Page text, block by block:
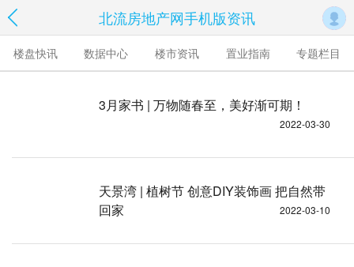
北流房地产网手机版资讯
楼盘快讯 数据中心 楼市资讯 置业指南 专题栏目
3月家书 | 万物随春至，美好渐可期！
2022-03-30
天景湾 | 植树节 创意DIY装饰画 把自然带
回家
2022-03-10